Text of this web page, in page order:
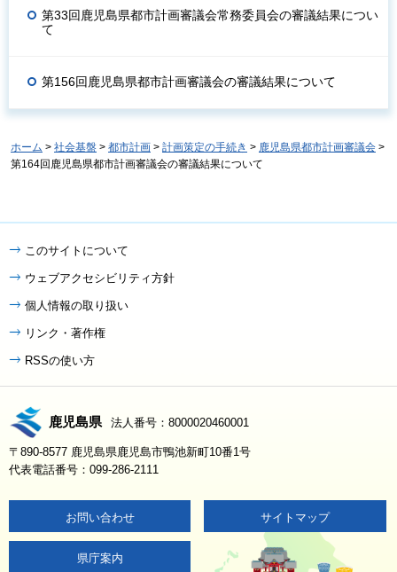
第33回鹿児島県都市計画審議会常務委員会の審議結果につい
て
第156回鹿児島県都市計画審議会の審議結果について
ホーム > 社会基盤 > 都市計画 > 計画策定の手続き > 鹿児島県都市計画審議会 >
第164回鹿児島県都市計画審議会の審議結果について
このサイトについて
ウェブアクセシビリティ方針
個人情報の取り扱い
リンク・著作権
RSSの使い方
鹿児島県 法人番号：8000020460001
〒890-8577 鹿児島県鹿児島市鴨池新町10番1号
代表電話番号：099-286-2111
お問い合わせ サイトマップ
県庁案内